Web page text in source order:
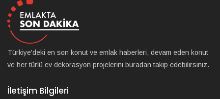
Türkiye'deki en son konut ve emlak haberleri, devam eden konut
ve her türlü ev dekorasyon projelerini buradan takip edebilirsiniz.
İletişim Bilgileri